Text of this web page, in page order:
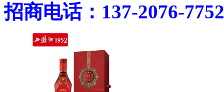
招商电话：137-2076-7752